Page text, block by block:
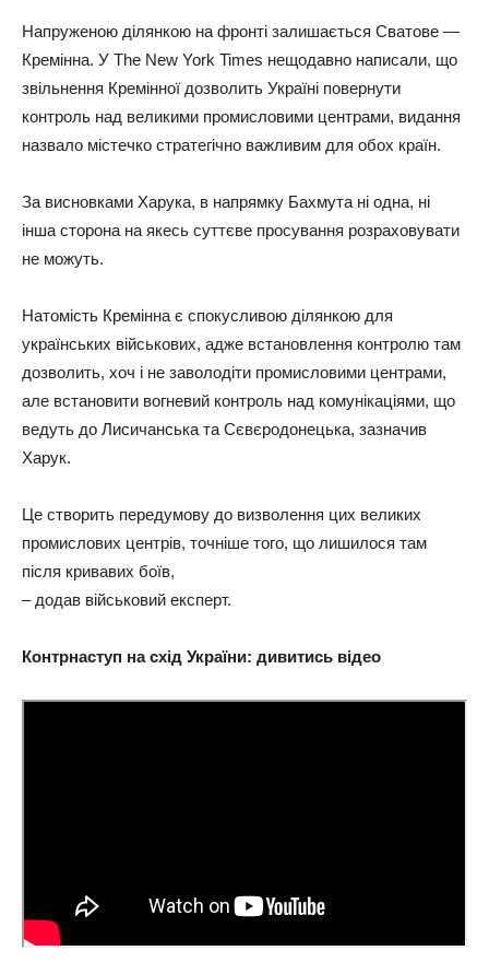
Напруженою ділянкою на фронті залишається Сватове —
Кремінна. У The New York Times нещодавно написали, що
звільнення Кремінної дозволить Україні повернути
контроль над великими промисловими центрами, видання
назвало містечко стратегічно важливим для обох країн.
За висновками Харука, в напрямку Бахмута ні одна, ні
інша сторона на якесь суттєве просування розраховувати
не можуть.
Натомість Кремінна є спокусливою ділянкою для
українських військових, адже встановлення контролю там
дозволить, хоч і не заволодіти промисловими центрами,
але встановити вогневий контроль над комунікаціями, що
ведуть до Лисичанська та Сєвєродонецька, зазначив
Харук.
Це створить передумову до визволення цих великих
промислових центрів, точніше того, що лишилося там
після кривавих боїв,
– додав військовий експерт.
Контрнаступ на схід України: дивитись відео